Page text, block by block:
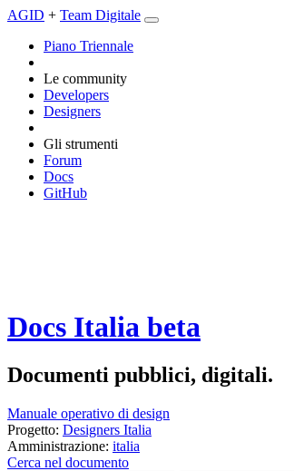
AGID + Team Digitale
Piano Triennale
Le community
Developers
Designers
Gli strumenti
Forum
Docs
GitHub
Docs Italia beta
Documenti pubblici, digitali.
Manuale operativo di design
Progetto: Designers Italia
Amministrazione: italia
Cerca nel documento